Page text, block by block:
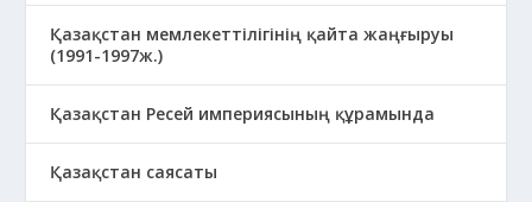
Қазақстан мемлекеттілігінің қайта жаңғыруы
(1991-1997ж.)
Қазақстан Ресей империясының құрамында
Қазақстан саясаты